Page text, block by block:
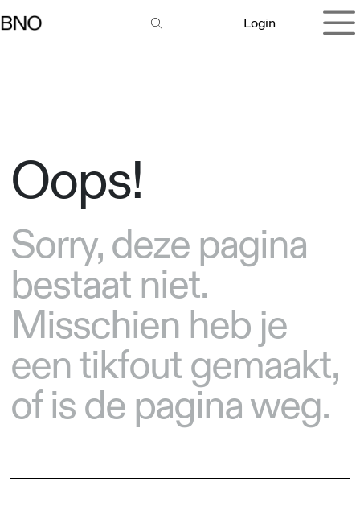
Login
Oops!
Sorry, deze pagina
bestaat niet.
Misschien heb je
een tikfout gemaakt,
of is de pagina weg.